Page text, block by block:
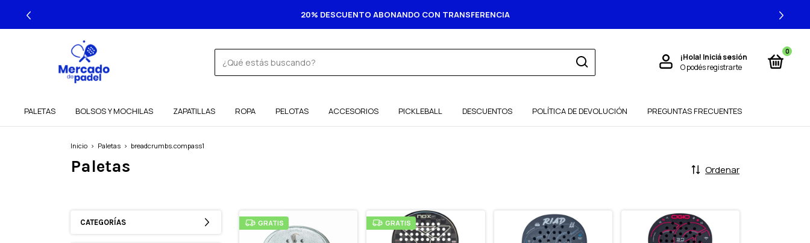
3 CUOTAS SIN INTERÉS. 6 CUOTAS SIN INTERÉS A PARTIR DE $250.000
¡Hola! Iniciá sesión
O podés registrarte
0
PALETAS BOLSOS Y MOCHILAS ZAPATILLAS ROPA PELOTAS ACCESORIOS PICKLEBALL DESCUENTOS POLÍTICA DE DEVOLUCIÓN PREGUNTAS FRECUENTES
Inicio > Paletas > breadcrumbs.compass1
Paletas Ordenar
CATEGORÍAS GRATIS GRATIS